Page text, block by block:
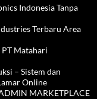
Indonesia Tanpa
Terbaru Area
PT Matahari
– Sistem dan
Online
MARKETPLACE